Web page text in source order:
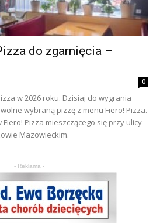
do zgarnięcia –
0
w 2026 roku. Dzisiaj do wygrania
wybraną pizzę z menu Fiero! Pizza.
Pizza mieszczącego się przy ulicy
Mazowieckim.
- Reklama -